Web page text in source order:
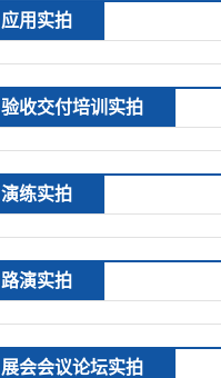
应用实拍
验收交付培训实拍
演练实拍
路演实拍
展会会议论坛实拍